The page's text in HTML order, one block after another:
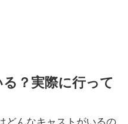
？実際に行って
どんなキャストがいるの